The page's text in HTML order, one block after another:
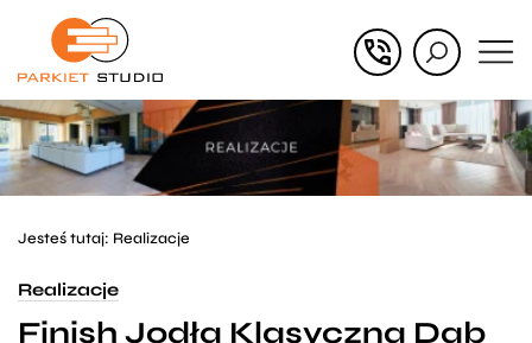
Przejdź
głównego
Przejdź
menu
w
stopce
Jesteś tutaj: Realizacje
Realizacje
Finish Jodła Klasyczna Dąb